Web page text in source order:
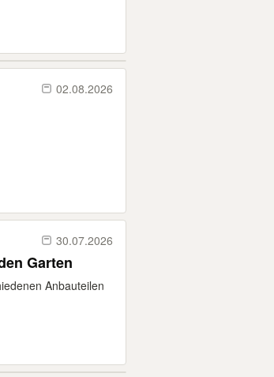
02.08.2026
30.07.2026
Garten
Anbauteilen